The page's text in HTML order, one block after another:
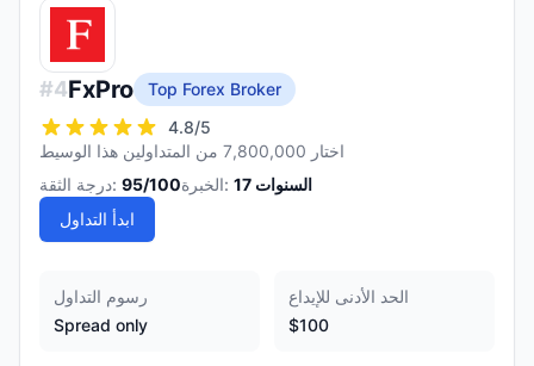
#4FxPro
Top Forex Broker
4.8/5
اختار 7,800,000 من المتداولين هذا الوسيط
درجة الثقة: 95/100 الخبرة: 17 السنوات
ابدأ التداول
رسوم التداول
Spread only
الحد الأدنى للإيداع
$100